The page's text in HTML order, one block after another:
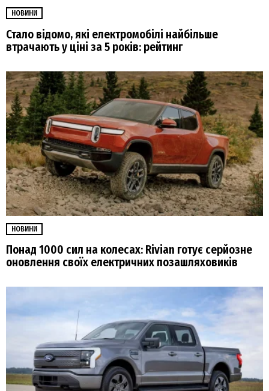
НОВИНИ
Стало відомо, які електромобілі найбільше
втрачають у ціні за 5 років: рейтинг
НОВИНИ
Понад 1000 сил на колесах: Rivian готує серйозне
оновлення своїх електричних позашляховиків